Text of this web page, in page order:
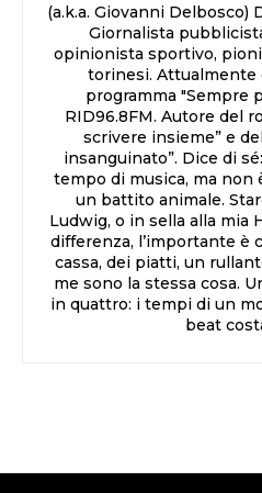
(a.k.a. Giovanni
Giornalista
opinionista sportivo,
torinesi.
programma "Sempre
RID96.8FM. Autore del
scrivere insieme” e
insanguinato”. Dice di
tempo di musica, ma non
un battito animale.
Ludwig, o in sella alla mia
differenza, l’importante è
cassa, dei piatti, un
me sono la stessa cosa.
in quattro: i tempi di un
beat